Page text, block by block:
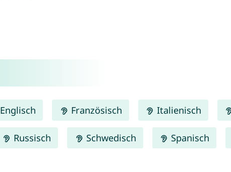
Englisch Französisch Italienisch
Russisch Schwedisch Spanisch